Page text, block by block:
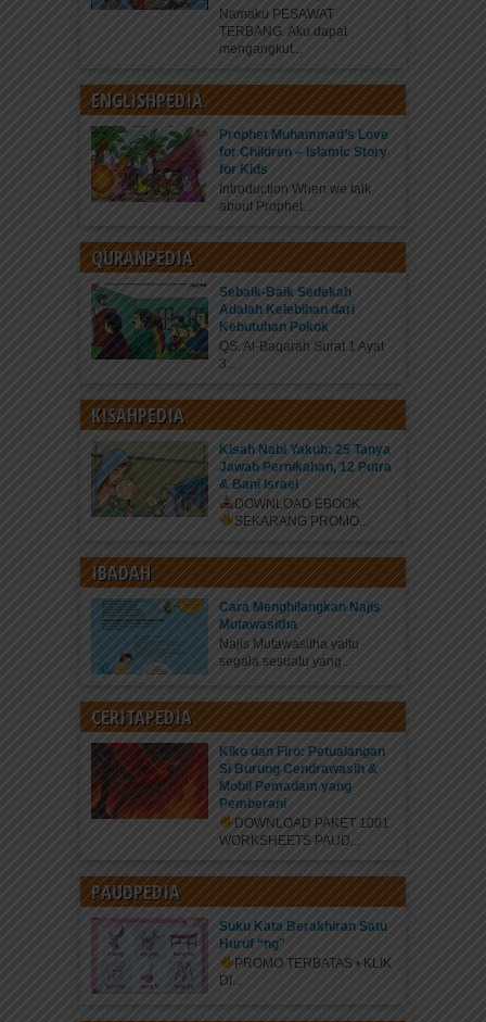
Namaku PESAWAT
TERBANG. Aku dapat
mengangkut...
ENGLISHPEDIA
Prophet Muhammad’s Love
for Children – Islamic Story
for Kids
Introduction When we talk
about Prophet...
QURANPEDIA
Sebaik-Baik Sedekah
Adalah Kelebihan dari
Kebutuhan Pokok
QS. Al-Baqarah Surat 1 Ayat
3...
KISAHPEDIA
Kisah Nabi Yakub: 25 Tanya
Jawab Pernikahan, 12 Putra
& Bani Israel
DOWNLOAD EBOOK
SEKARANG PROMO...
IBADAH
Cara Menghilangkan Najis
Mutawasitha
Najis Mutawasitha yaitu
segala sesuatu yang...
CERITAPEDIA
Kiko dan Firo: Petualangan
Si Burung Cendrawasih &
Mobil Pemadam yang
Pemberani
DOWNLOAD PAKET 1001
WORKSHEETS PAUD...
PAUDPEDIA
Suku Kata Berakhiran Satu
Huruf “ng”
PROMO TERBATAS • KLIK
DI...